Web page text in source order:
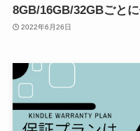
8GB/16GB/32GBごと
2022年6月26日